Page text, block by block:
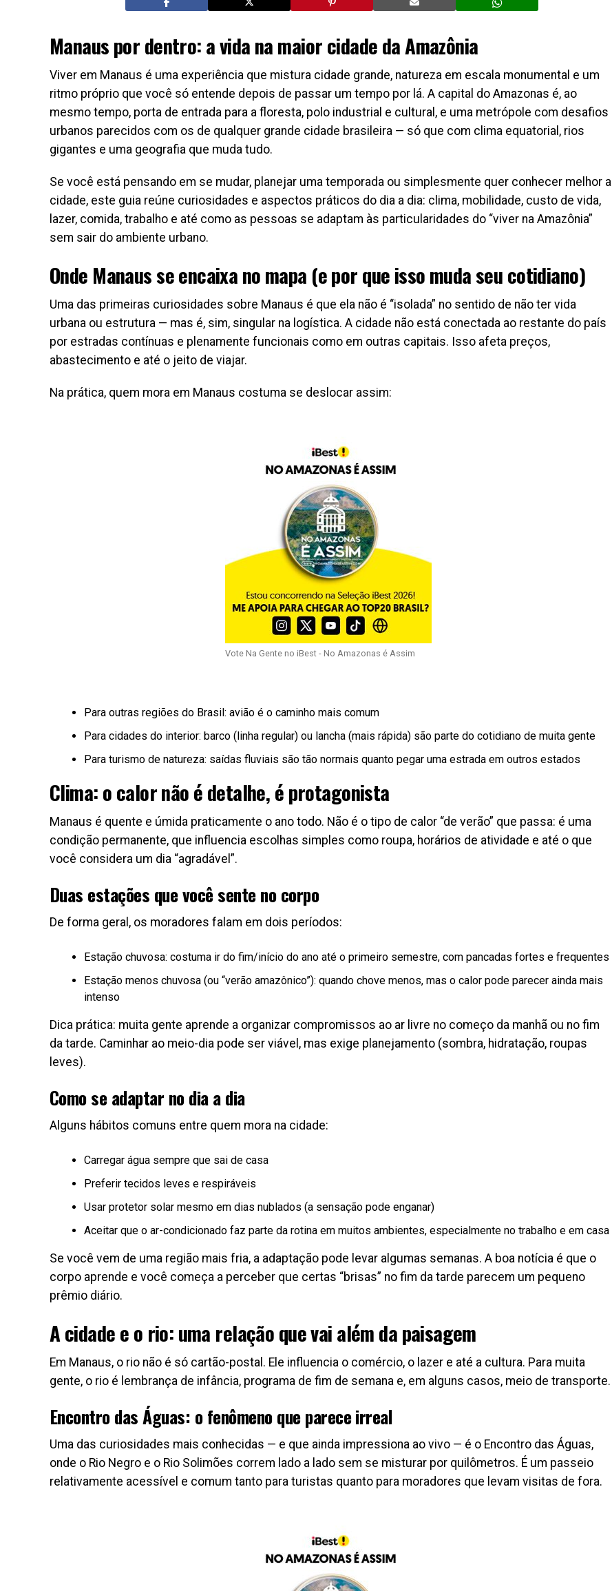
Manaus por dentro: a vida na maior cidade da Amazônia
Viver em Manaus é uma experiência que mistura cidade grande, natureza em escala monumental e um
ritmo próprio que você só entende depois de passar um tempo por lá. A capital do Amazonas é, ao
mesmo tempo, porta de entrada para a floresta, polo industrial e cultural, e uma metrópole com desafios
urbanos parecidos com os de qualquer grande cidade brasileira — só que com clima equatorial, rios
gigantes e uma geografia que muda tudo.
Se você está pensando em se mudar, planejar uma temporada ou simplesmente quer conhecer melhor a
cidade, este guia reúne curiosidades e aspectos práticos do dia a dia: clima, mobilidade, custo de vida,
lazer, comida, trabalho e até como as pessoas se adaptam às particularidades do “viver na Amazônia”
sem sair do ambiente urbano.
Onde Manaus se encaixa no mapa (e por que isso muda seu cotidiano)
Uma das primeiras curiosidades sobre Manaus é que ela não é “isolada” no sentido de não ter vida
urbana ou estrutura — mas é, sim, singular na logística. A cidade não está conectada ao restante do país
por estradas contínuas e plenamente funcionais como em outras capitais. Isso afeta preços,
abastecimento e até o jeito de viajar.
Na prática, quem mora em Manaus costuma se deslocar assim:
Vote Na Gente no iBest - No Amazonas é Assim
Para outras regiões do Brasil: avião é o caminho mais comum
Para cidades do interior: barco (linha regular) ou lancha (mais rápida) são parte do cotidiano de muita gente
Para turismo de natureza: saídas fluviais são tão normais quanto pegar uma estrada em outros estados
Clima: o calor não é detalhe, é protagonista
Manaus é quente e úmida praticamente o ano todo. Não é o tipo de calor “de verão” que passa: é uma
condição permanente, que influencia escolhas simples como roupa, horários de atividade e até o que
você considera um dia “agradável”.
Duas estações que você sente no corpo
De forma geral, os moradores falam em dois períodos:
Estação chuvosa: costuma ir do fim/início do ano até o primeiro semestre, com pancadas fortes e frequentes
Estação menos chuvosa (ou “verão amazônico”): quando chove menos, mas o calor pode parecer ainda mais
intenso
Dica prática: muita gente aprende a organizar compromissos ao ar livre no começo da manhã ou no fim
da tarde. Caminhar ao meio-dia pode ser viável, mas exige planejamento (sombra, hidratação, roupas
leves).
Como se adaptar no dia a dia
Alguns hábitos comuns entre quem mora na cidade:
Carregar água sempre que sai de casa
Preferir tecidos leves e respiráveis
Usar protetor solar mesmo em dias nublados (a sensação pode enganar)
Aceitar que o ar-condicionado faz parte da rotina em muitos ambientes, especialmente no trabalho e em casa
Se você vem de uma região mais fria, a adaptação pode levar algumas semanas. A boa notícia é que o
corpo aprende e você começa a perceber que certas “brisas” no fim da tarde parecem um pequeno
prêmio diário.
A cidade e o rio: uma relação que vai além da paisagem
Em Manaus, o rio não é só cartão-postal. Ele influencia o comércio, o lazer e até a cultura. Para muita
gente, o rio é lembrança de infância, programa de fim de semana e, em alguns casos, meio de transporte.
Encontro das Águas: o fenômeno que parece irreal
Uma das curiosidades mais conhecidas — e que ainda impressiona ao vivo — é o Encontro das Águas,
onde o Rio Negro e o Rio Solimões correm lado a lado sem se misturar por quilômetros. É um passeio
relativamente acessível e comum tanto para turistas quanto para moradores que levam visitas de fora.